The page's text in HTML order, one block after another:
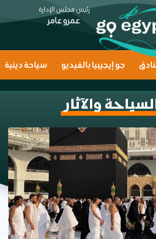
رئيس مجلس الإدارة
عمرو عامر
جو إيجيبيا بالفيديو سياحة دينية
والآثار